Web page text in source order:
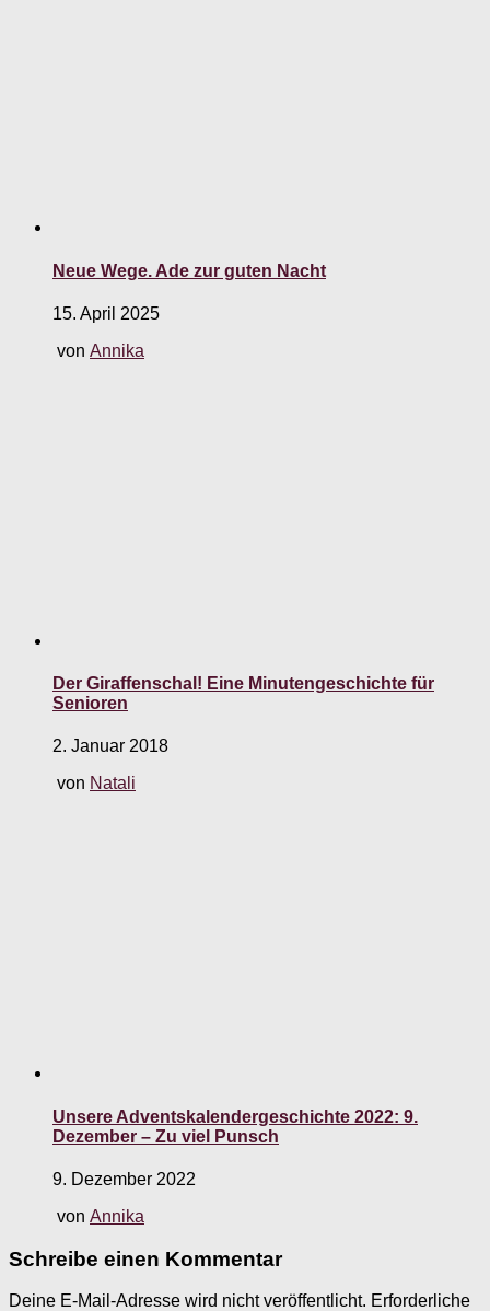
Neue Wege. Ade zur guten Nacht
15. April 2025
von Annika
Der Giraffenschal! Eine Minutengeschichte für
Senioren
2. Januar 2018
von Natali
Unsere Adventskalendergeschichte 2022: 9.
Dezember – Zu viel Punsch
9. Dezember 2022
von Annika
Schreibe einen Kommentar
Deine E-Mail-Adresse wird nicht veröffentlicht. Erforderliche